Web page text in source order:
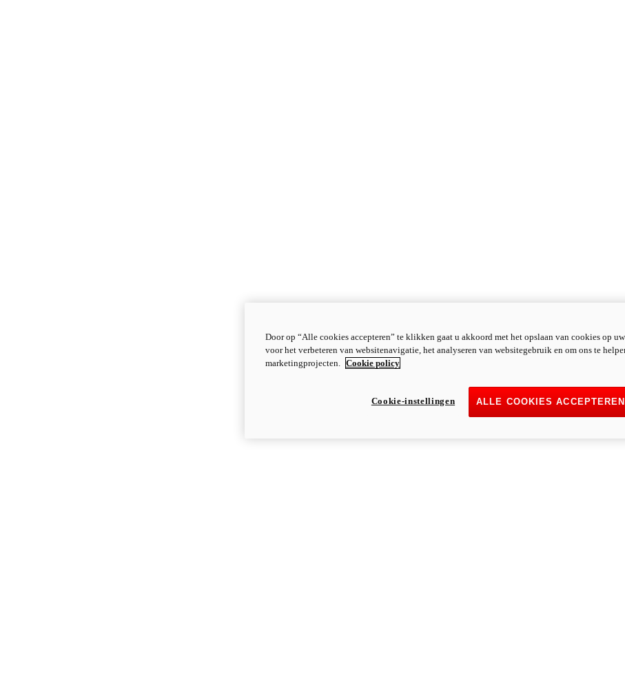
Door op “Alle cookies accepteren” te klikken gaat u akkoord met het opslaan van cookies op
voor het verbeteren van websitenavigatie, het analyseren van websitegebruik en om ons te
marketingprojecten. Cookie policy
ALLE COOKIES ACCEPTEREN
Cookie-instellingen